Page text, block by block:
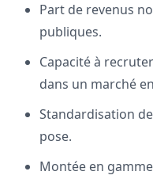
Part de revenus
publiques.
Capacité à
dans un marché
Standardisation
pose.
Montée en